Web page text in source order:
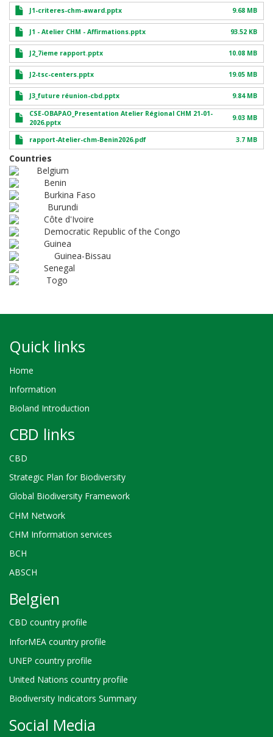
J1-criteres-chm-award.pptx 9.68 MB
J1 - Atelier CHM - Affirmations.pptx 93.52 KB
J2_7ieme rapport.pptx 10.08 MB
J2-tsc-centers.pptx 19.05 MB
J3_future réunion-cbd.pptx 9.84 MB
CSE-OBAPAO_Presentation Atelier Régional CHM 21-01-
2026.pptx
9.03 MB
rapport-Atelier-chm-Benin2026.pdf 3.7 MB
Countries
Belgium
Benin
Burkina Faso
Burundi
Côte d'Ivoire
Democratic Republic of the Congo
Guinea
Guinea-Bissau
Senegal
Togo
Quick links
Home
Information
Bioland Introduction
CBD links
CBD
Strategic Plan for Biodiversity
Global Biodiversity Framework
CHM Network
CHM Information services
BCH
ABSCH
Belgien
CBD country profile
InforMEA country profile
UNEP country profile
United Nations country profile
Biodiversity Indicators Summary
Social Media